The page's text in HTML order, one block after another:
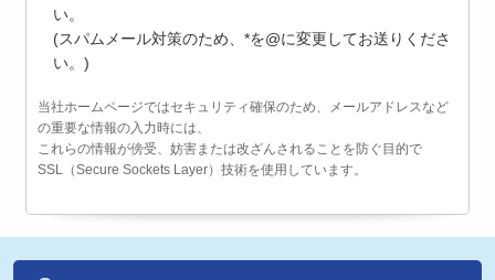
い。
(スパムメール対策のため、*を@に変更してお送りくださ
い。)
当社ホームページではセキュリティ確保のため、メールアドレスなど
の重要な情報の入力時には、
これらの情報が傍受、妨害または改ざんされることを防ぐ目的で
SSL（Secure Sockets Layer）技術を使用しています。